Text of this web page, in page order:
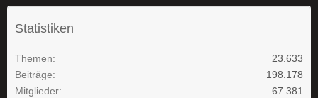
Statistiken
Themen
23.633
Beiträge
198.178
Mitglieder
67.381